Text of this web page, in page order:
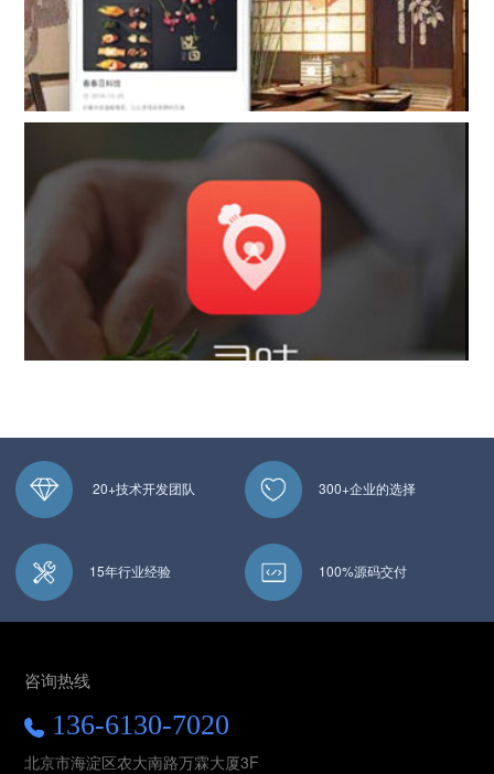
20+技术开发团队 300+企业的选择
15年行业经验 100%源码交付
咨询热线
136-6130-7020
北京市海淀区农大南路万霖大厦3F